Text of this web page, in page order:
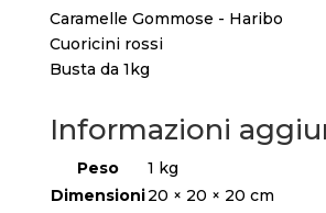
Caramelle Gommose - Haribo
Cuoricini rossi
Busta da 1kg
Informazioni
Peso
1 kg
Dimensioni20 × 20 × 20 cm